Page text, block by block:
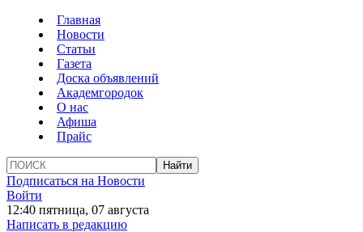
Главная
Новости
Статьи
Газета
Доска объявлений
Академгородок
О нас
Афиша
Прайс
Подписаться на Новости
Войти
12:40 пятница, 07 августа
Написать в редакцию